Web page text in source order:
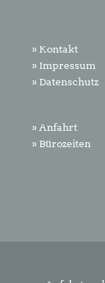
» Kontakt
» Impressum
» Datenschutz
» Anfahrt
» Bürozeiten